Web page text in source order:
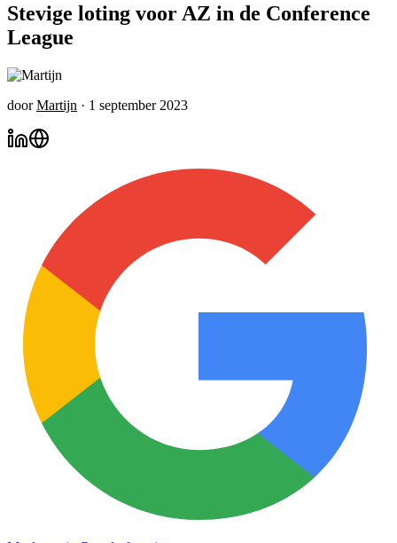
Stevige loting voor AZ in de Conference
League
door Martijn · 1 september 2023